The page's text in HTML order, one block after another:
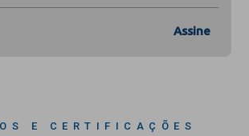
Assine
E CERTIFICAÇÕES